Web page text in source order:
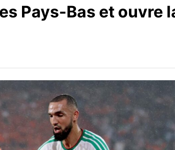
Pays-Bas et ouvre